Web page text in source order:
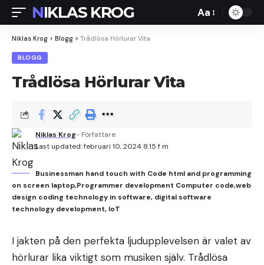
NIKLAS KROG
Font
Aa
Niklas Krog > Blogg > Trådlösa Hörlurar Vita
BLOGG
Trådlösa Hörlurar Vita
Last updated: februari 10, 2024 8:15 f m
Niklas Krog- Författare
Businessman hand touch with Code html and programming
on screen laptop,Programmer development Computer code,web
design coding technology in software, digital software
technology development, IoT
I jakten på den perfekta ljudupplevelsen är valet av
hörlurar lika viktigt som musiken själv. Trådlösa